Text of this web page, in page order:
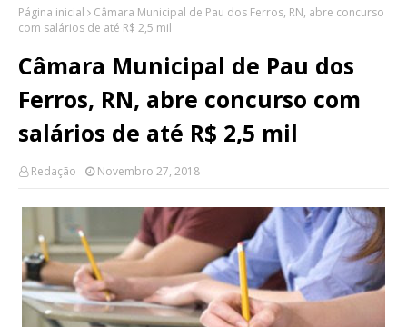
Página inicial
Câmara Municipal de Pau dos Ferros, RN, abre concurso
com salários de até R$ 2,5 mil
Câmara Municipal de Pau dos
Ferros, RN, abre concurso com
salários de até R$ 2,5 mil
Redação Novembro 27, 2018